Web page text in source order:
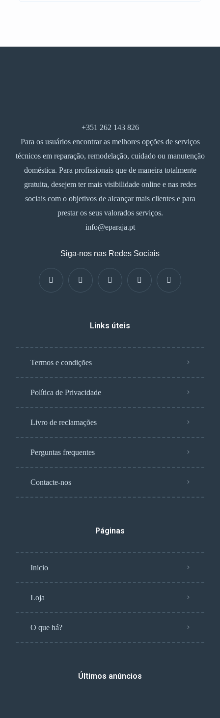
+351 262 143 826
Para os usuários encontrar as melhores opções de serviços
técnicos em reparação, remodelação, cuidado ou manutenção
doméstica. Para profissionais que de maneira totalmente
gratuita, desejem ter mais visibilidade online e nas redes
sociais com o objetivos de alcançar mais clientes e para
prestar os seus valorados serviços.
info@eparaja.pt
Siga-nos nas Redes Sociais
Links úteis
Termos e condições
Política de Privacidade
Livro de reclamações
Perguntas frequentes
Contacte-nos
Páginas
Inicio
Loja
O que há?
Últimos anúncios